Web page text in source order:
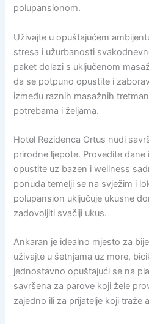
polupansionom.
Uživajte u opuštajućem
stresa i užurbanosti
paket dolazi s uključenom
da se potpuno opustite i
između raznih masažnih
potrebama i željama.
Hotel Rezidenca Ortus nudi
prirodne ljepote. Provedite dane
opustite uz bazen i wellness
ponuda temelji se na svježim i
polupansion uključuje ukusne
zadovoljiti svačiji ukus.
Ankaran je idealno mjesto za
uživajte u šetnjama uz more,
jednostavno opuštajući se na
savršena za parove koji žele
zajedno ili za prijatelje koji traže